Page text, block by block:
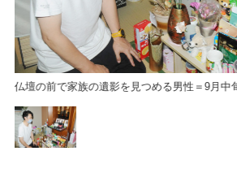
仏壇の前で家族の遺影を見つめる男性＝9月中